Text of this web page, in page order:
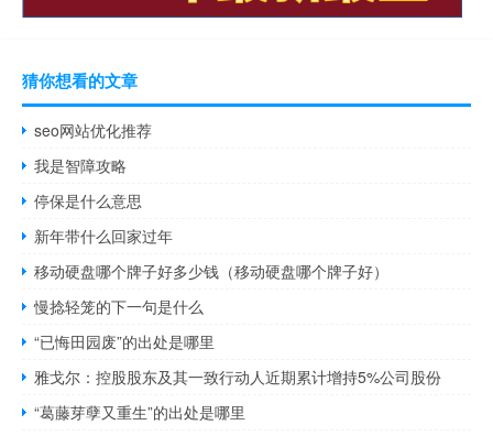
猜你想看的文章
seo网站优化推荐
我是智障攻略
停保是什么意思
新年带什么回家过年
移动硬盘哪个牌子好多少钱（移动硬盘哪个牌子好）
慢捻轻笼的下一句是什么
“已悔田园废”的出处是哪里
雅戈尔：控股股东及其一致行动人近期累计增持5%公司股份
“葛藤芽孽又重生”的出处是哪里